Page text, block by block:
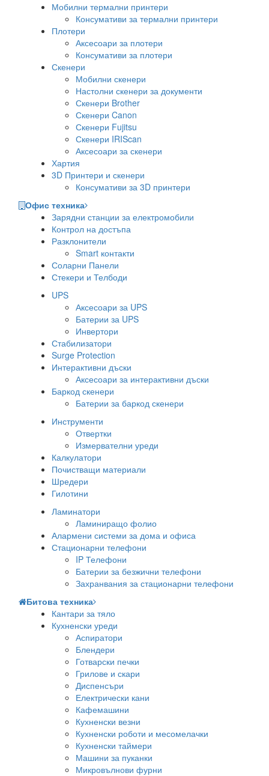
Мобилни термални принтери
Консумативи за термални принтери
Плотери
Аксесоари за плотери
Консумативи за плотери
Скенери
Мобилни скенери
Настолни скенери за документи
Скенери Brother
Скенери Canon
Скенери Fujitsu
Скенери IRIScan
Аксесоари за скенери
Хартия
3D Принтери и скенери
Консумативи за 3D принтери
Офис техника
Зарядни станции за електромобили
Контрол на достъпа
Разклонители
Smart контакти
Соларни Панели
Стекери и Телбоди
UPS
Аксесоари за UPS
Батерии за UPS
Инвертори
Стабилизатори
Surge Protection
Интерактивни дъски
Аксесоари за интерактивни дъски
Баркод скенери
Батерии за баркод скенери
Инструменти
Отвертки
Измервателни уреди
Калкулатори
Почистващи материали
Шредери
Гилотини
Ламинатори
Ламиниращо фолио
Алармени системи за дома и офиса
Стационарни телефони
IP Телефони
Батерии за безжични телефони
Захранвания за стационарни телефони
Битова техника
Кантари за тяло
Кухненски уреди
Аспиратори
Блендери
Готварски печки
Грилове и скари
Диспенсъри
Електрически кани
Кафемашини
Кухненски везни
Кухненски роботи и месомелачки
Кухненски таймери
Машини за пуканки
Микровълнови фурни